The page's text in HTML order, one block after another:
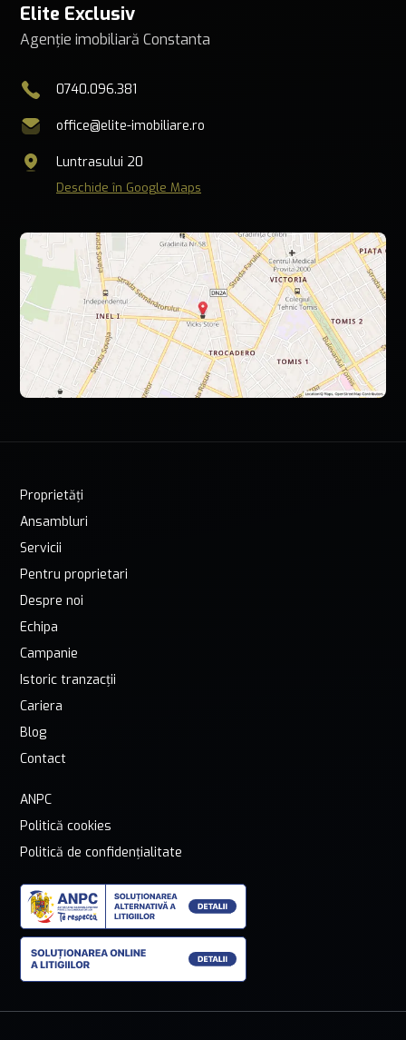
Elite Exclusiv
Agenție imobiliară Constanta
0740.096.381
office@elite-imobiliare.ro
Luntrasului 20
Deschide în Google Maps
Proprietăți
Ansambluri
Servicii
Pentru proprietari
Despre noi
Echipa
Campanie
Istoric tranzacții
Cariera
Blog
Contact
ANPC
Politică cookies
Politică de confidențialitate